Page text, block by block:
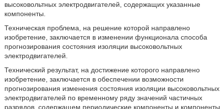
высоковольтных электродвигателей, содержащих указанные
компоненты.
Техническая проблема, на решение которой направлено
изобретение, заключается в изменении функционала способа
прогнозирования состояния изоляции высоковольтных
электродвигателей.
Технический результат, на достижение которого направлено
изобретение, заключается в обеспечении возможности
прогнозирования изменения состояния изоляции высоковольтных
электродвигателей по временному ряду значений частичных
разрядов, содержащем периодические компоненты и компоненты